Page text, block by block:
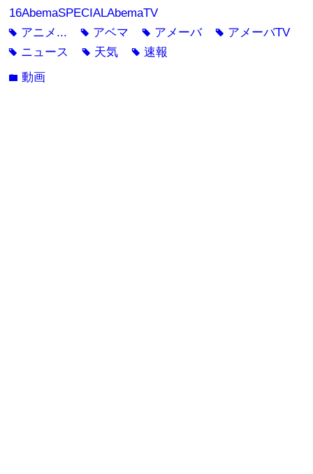
16AbemaSPECIALAbemaTV
tag アニメ... tag アベマ tag アメーバ tag アメーバTV
tag ニュース tag 天気 tag速報
folder動画